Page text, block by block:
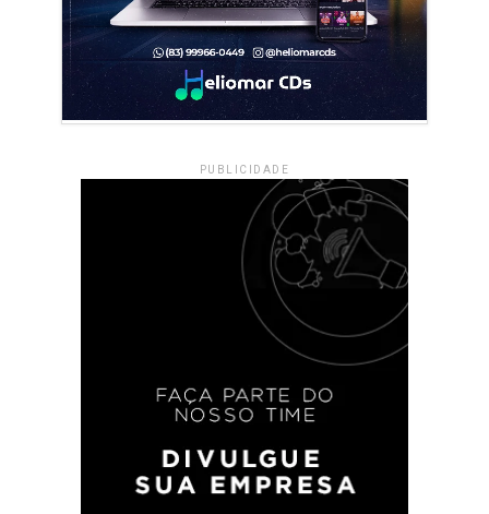
PUBLICIDADE